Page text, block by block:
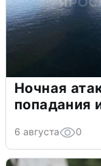
Ночная
попадания
6 августа 0